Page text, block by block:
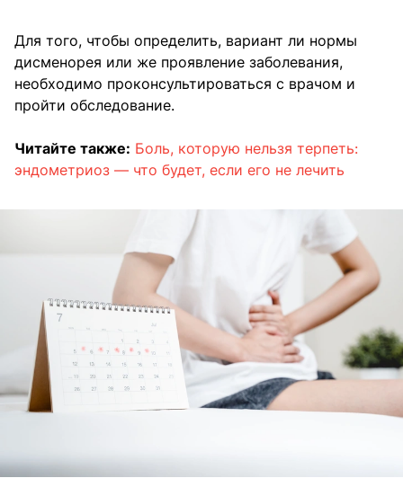
Для того, чтобы определить, вариант ли нормы
дисменорея или же проявление заболевания,
необходимо проконсультироваться с врачом и
пройти обследование.
Читайте также: Боль, которую нельзя терпеть:
эндометриоз — что будет, если его не лечить